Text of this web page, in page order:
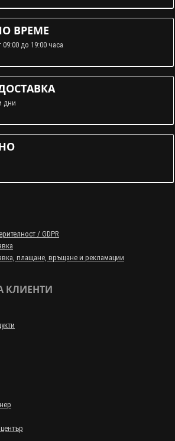
ВРЕМЕ
до 19:00 часа
дни
/ GDPR
плащане, връщане и рекламации
КЛИЕНТИ